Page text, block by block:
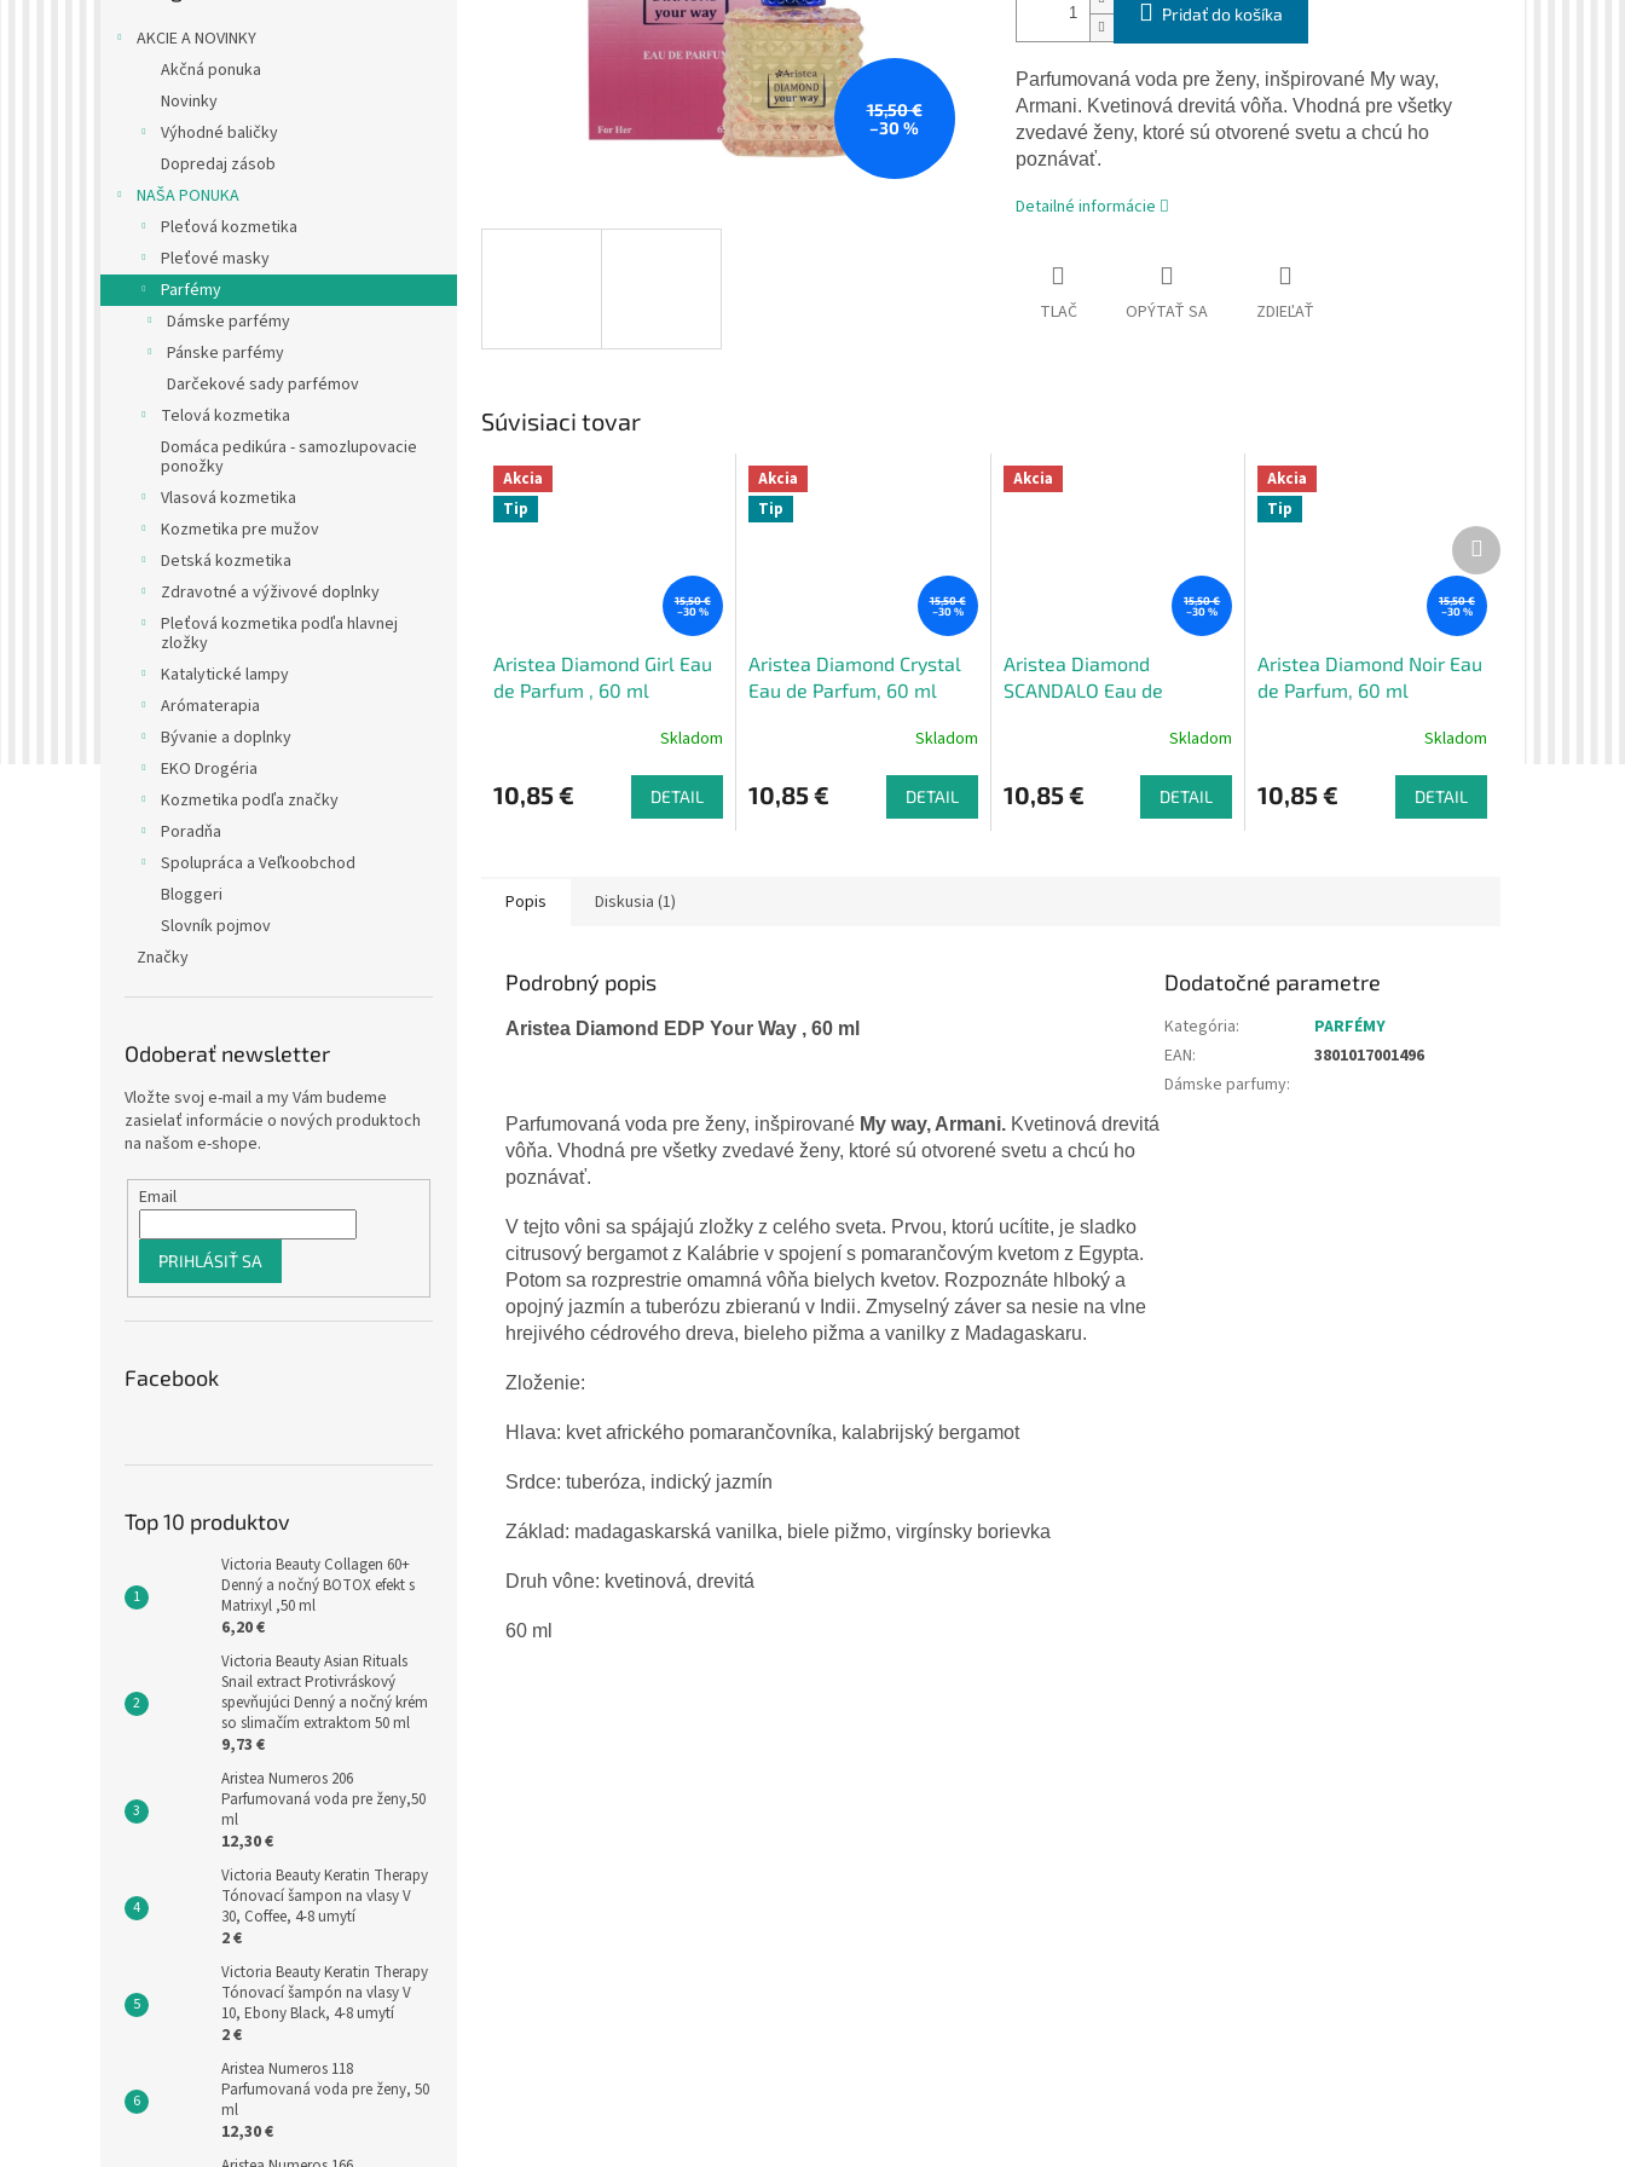
AKCIE A NOVINKY
Akčná ponuka
Novinky
Výhodné baličky
Dopredaj zásob
NAŠA PONUKA
Pleťová kozmetika
Pleťové masky
Parfémy
Dámske parfémy
Pánske parfémy
Darčekové sady parfémov
Telová kozmetika
Domáca pedikúra - samozlupovacie
ponožky
Vlasová kozmetika
Kozmetika pre mužov
Detská kozmetika
Zdravotné a výživové doplnky
Pleťová kozmetika podľa hlavnej
zložky
Katalytické lampy
Arómaterapia
Bývanie a doplnky
EKO Drogéria
Kozmetika podľa značky
Poradňa
Spolupráca a Veľkoobchod
Bloggeri
Slovník pojmov
Značky
Odoberať newsletter
Vložte svoj e-mail a my Vám budeme
zasielať informácie o nových produktoch
na našom e-shope.
Email
PRIHLÁSIŤ SA
Facebook
Top 10 produktov
Victoria Beauty Collagen 60+
Denný a nočný BOTOX efekt s
Matrixyl ,50 ml
6,20 €
Victoria Beauty Asian Rituals
Snail extract Protivráskový
spevňujúci Denný a nočný krém
so slimačím extraktom 50 ml
9,73 €
Aristea Numeros 206
Parfumovaná voda pre ženy,50
ml
12,30 €
Victoria Beauty Keratin Therapy
Tónovací šampon na vlasy V
30, Coffee, 4-8 umytí
2 €
Victoria Beauty Keratin Therapy
Tónovací šampón na vlasy V
10, Ebony Black, 4-8 umytí
2 €
Aristea Numeros 118
Parfumovaná voda pre ženy, 50
ml
12,30 €
15,50 €
–30 %
Pridať do košíka
Parfumovaná voda pre ženy, inšpirované My way,
Armani. Kvetinová drevitá vôňa. Vhodná pre všetky
zvedavé ženy, ktoré sú otvorené svetu a chcú ho
poznávať.
Detailné informácie
TLAČ OPÝTAŤ SA ZDIEĽAŤ
Súvisiaci tovar
Akcia
Tip
15,50 €
–30 %
Aristea Diamond Girl Eau
de Parfum , 60 ml
Skladom
10,85 € DETAIL
Akcia
Tip
15,50 €
–30 %
Aristea Diamond Crystal
Eau de Parfum, 60 ml
Skladom
10,85 € DETAIL
Akcia
15,50 €
–30 %
Aristea Diamond
SCANDALO Eau de
Skladom
10,85 € DETAIL
Akcia
Tip
15,50 €
–30 %
Aristea Diamond Noir Eau
de Parfum, 60 ml
Skladom
10,85 € DETAIL
Ďalší
produkt
Popis Diskusia (1)
Podrobný popis
Aristea Diamond EDP Your Way , 60 ml
Parfumovaná voda pre ženy, inšpirované My way, Armani. Kvetinová drevitá
vôňa. Vhodná pre všetky zvedavé ženy, ktoré sú otvorené svetu a chcú ho
poznávať.
V tejto vôni sa spájajú zložky z celého sveta. Prvou, ktorú ucítite, je sladko
citrusový bergamot z Kalábrie v spojení s pomarančovým kvetom z Egypta.
Potom sa rozprestrie omamná vôňa bielych kvetov. Rozpoznáte hlboký a
opojný jazmín a tuberózu zbieranú v Indii. Zmyselný záver sa nesie na vlne
hrejivého cédrového dreva, bieleho pižma a vanilky z Madagaskaru.
Zloženie:
Hlava: kvet afrického pomarančovníka, kalabrijský bergamot
Srdce: tuberóza, indický jazmín
Základ: madagaskarská vanilka, biele pižmo, virgínsky borievka
Druh vône: kvetinová, drevitá
60 ml
Dodatočné parametre
Kategória:
PARFÉMY
EAN:
3801017001496
Dámske parfumy: